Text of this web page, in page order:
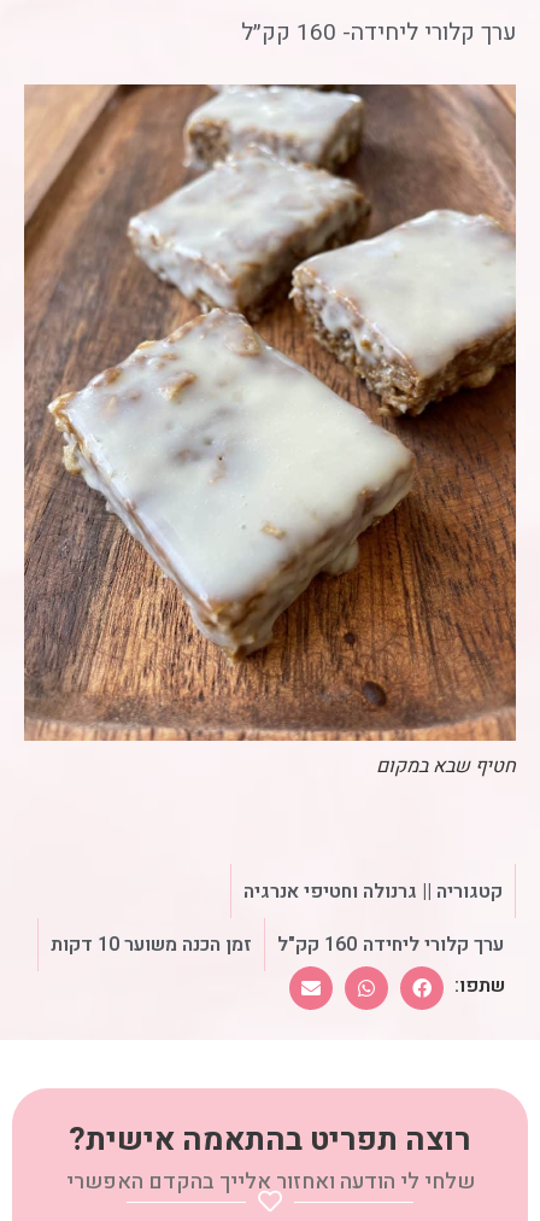
ערך קלורי ליחידה- 160 קק״ל
חטיף שבא במקום
קטגוריה || גרנולה וחטיפי אנרגיה
ערך קלורי ליחידה 160 קק"ל זמן הכנה משוער 10 דקות
רוצה תפריט בהתאמה אישית?
שלחי לי הודעה ואחזור אלייך בהקדם האפשרי